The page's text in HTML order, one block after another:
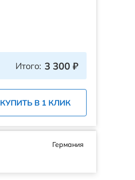
Итого: 3 300 ₽
КУПИТЬ В 1 КЛИК
Германия